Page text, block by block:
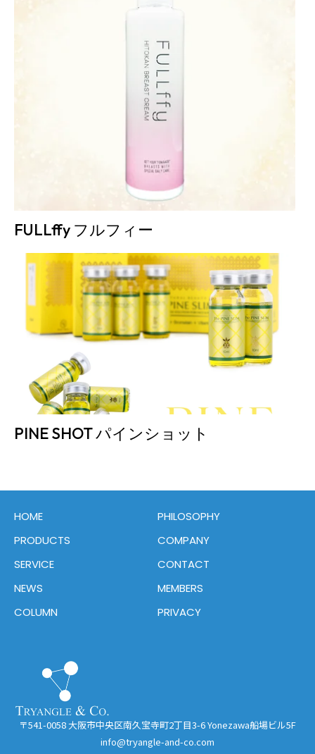
FULLffy フルフィー
PINE SHOT パインショット
HOME
PRODUCTS
SERVICE
NEWS
COLUMN
PHILOSOPHY
COMPANY
CONTACT
MEMBERS
PRIVACY
〒541-0058 大阪市中央区南久宝寺町2丁目3-6 Yonezawa船場ビル5F
info@tryangle-and-co.com